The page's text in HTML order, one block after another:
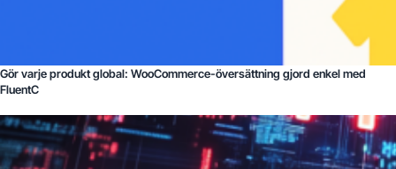
Gör varje produkt global: WooCommerce-översättning gjord enkel med
FluentC